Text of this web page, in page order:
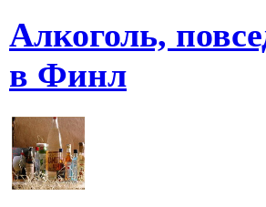
Алкоголь,
в Финл